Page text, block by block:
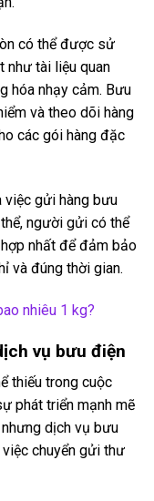
có thể được sử
như tài liệu quan
hóa nhạy cảm. Bưu
và theo dõi hàng
các gói hàng đặc
việc gửi hàng bưu
người gửi có thể
nhất để đảm bảo
và đúng thời gian.
nhiêu 1 kg?
vụ bưu điện
thiếu trong cuộc
phát triển mạnh mẽ
dịch vụ bưu
chuyển gửi thư